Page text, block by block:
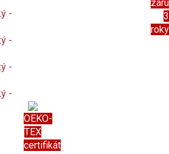
OEKO-
TEX
certifikát
3
roky